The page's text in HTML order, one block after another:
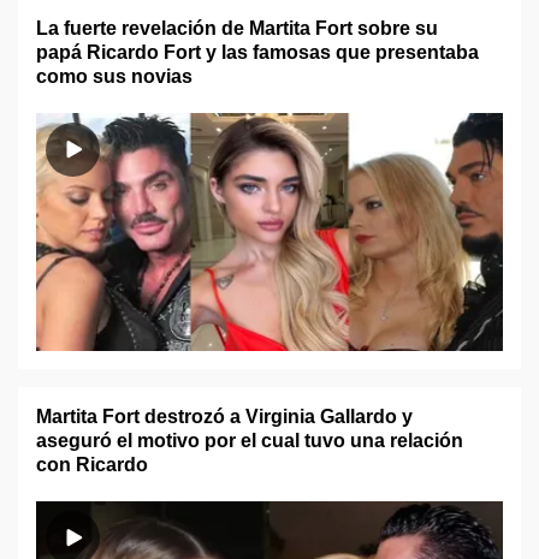
La fuerte revelación de Martita Fort sobre su
papá Ricardo Fort y las famosas que presentaba
como sus novias
Martita Fort destrozó a Virginia Gallardo y
aseguró el motivo por el cual tuvo una relación
con Ricardo